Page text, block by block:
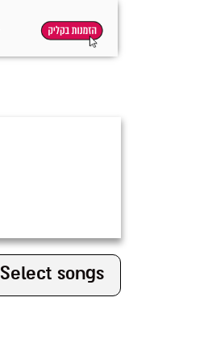
Select songs